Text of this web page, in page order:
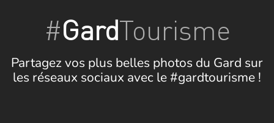
#GardTourisme
Partagez vos plus belles photos du Gard sur
les réseaux sociaux avec le #gardtourisme !